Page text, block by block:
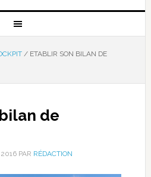
/ETABLIR SON BILAN DE
de
PAR RÉDACTION